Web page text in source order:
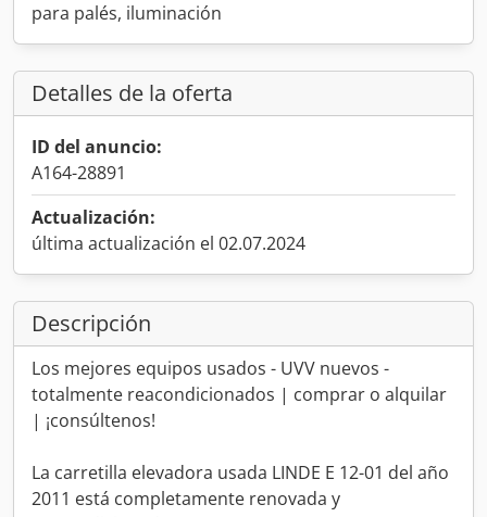
para palés, iluminación
Detalles de la oferta
ID del anuncio:
A164-28891
Actualización:
última actualización el 02.07.2024
Descripción
Los mejores equipos usados - UVV nuevos -
totalmente reacondicionados | comprar o alquilar
| ¡consúltenos!
La carretilla elevadora usada LINDE E 12-01 del año
2011 está completamente renovada y